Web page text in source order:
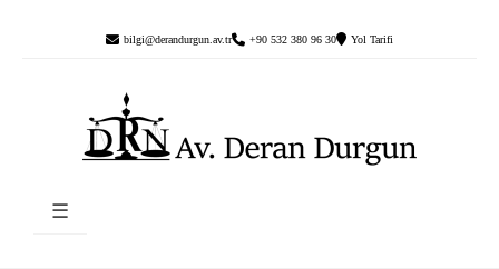
bilgi@derandurgun.av.tr +90 532 380 96 30 Yol Tarifi
☰